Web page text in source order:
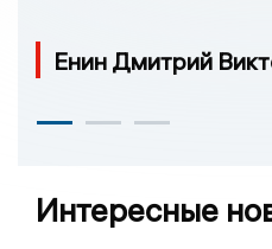
Енин Дмитрий
Интересные